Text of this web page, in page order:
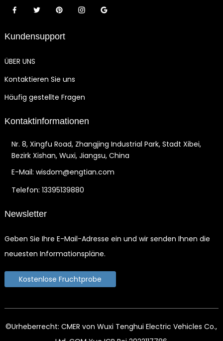
Kundensupport
ÜBER UNS
Kontaktieren Sie uns
Häufig gestellte Fragen
Kontaktinformationen
Nr. 8, Xingfu Road, Zhangjing Industrial Park, Stadt Xibei,
Bezirk Xishan, Wuxi, Jiangsu, China
E-Mail: wisdom@engtian.com
Telefon: 13395139880
Newsletter
Geben Sie Ihre E-Mail-Adresse ein und wir senden Ihnen die
neuesten Informationspläne.
Kostenlose Fruchtprobe
©Urheberrecht: CMER von Wuxi Tenghui Electric Vehicles Co.,